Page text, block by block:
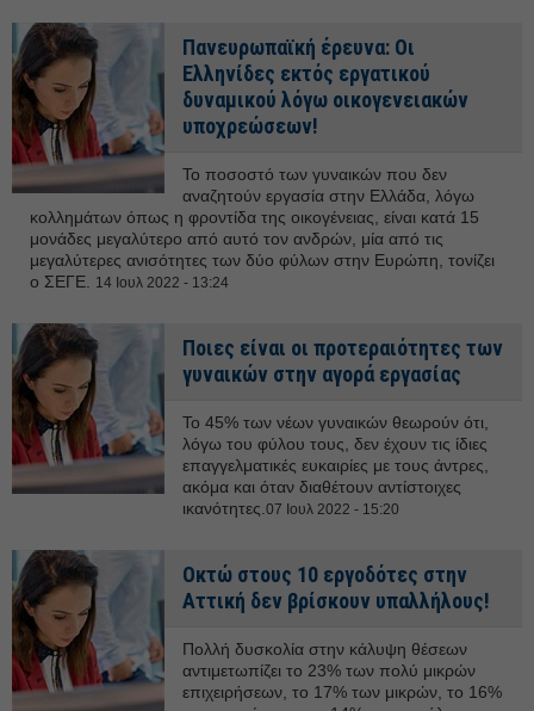
Πανευρωπαϊκή έρευνα: Οι
Ελληνίδες εκτός εργατικού
δυναμικού λόγω οικογενειακών
υποχρεώσεων!
Το ποσοστό των γυναικών που δεν
αναζητούν εργασία στην Ελλάδα, λόγω
κολλημάτων όπως η φροντίδα της οικογένειας, είναι κατά 15
μονάδες μεγαλύτερο από αυτό τον ανδρών, μία από τις
μεγαλύτερες ανισότητες των δύο φύλων στην Ευρώπη, τονίζει
ο ΣΕΓΕ.
14 Ιουλ 2022 - 13:24
Ποιες είναι οι προτεραιότητες των
γυναικών στην αγορά εργασίας
Το 45% των νέων γυναικών θεωρούν ότι,
λόγω του φύλου τους, δεν έχουν τις ίδιες
επαγγελματικές ευκαιρίες με τους άντρες,
ακόμα και όταν διαθέτουν αντίστοιχες
ικανότητες.07 Ιουλ 2022 - 15:20
Οκτώ στους 10 εργοδότες στην
Αττική δεν βρίσκουν υπαλλήλους!
Πολλή δυσκολία στην κάλυψη θέσεων
αντιμετωπίζει το 23% των πολύ μικρών
επιχειρήσεων, το 17% των μικρών, το 16%